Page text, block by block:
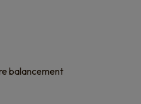
balancement